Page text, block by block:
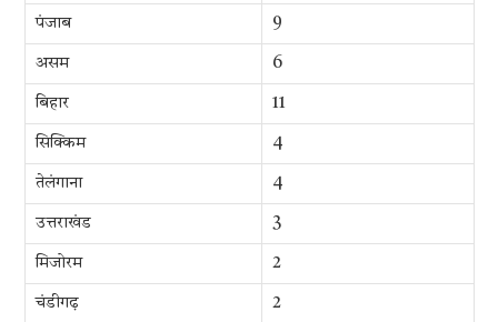
पंजाब 9
असम 6
बिहार 11
सिक्किम 4
तेलंगाना 4
उत्तराखंड 3
मिजोरम 2
चंडीगढ़ 2